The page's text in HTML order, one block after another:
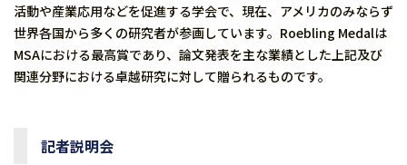
活動や産業応用などを促進する学会で、現在、アメリカのみならず
世界各国から多くの研究者が参画しています。Roebling Medalは
MSAにおける最高賞であり、論文発表を主な業績とした上記及び
関連分野における卓越研究に対して贈られるものです。
記者説明会